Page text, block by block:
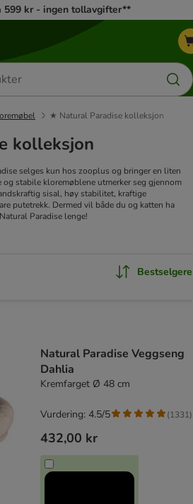
599 kr - ingen tollavgifter**
★ Natural Paradise kolleksjon
kolleksjon
selges kun hos zooplus og bringer en liten
stabile kloremøblene utmerker seg gjennom
sisal, høy stabilitet, kraftige
putetrekk. Dermed vil både du og katten ha
Paradise lenge!
Bestselgere
Natural Paradise Veggseng
Dahlia
Kremfarget Ø 48 cm
432,00 kr
Vurdering: 4.5/5 (1331)